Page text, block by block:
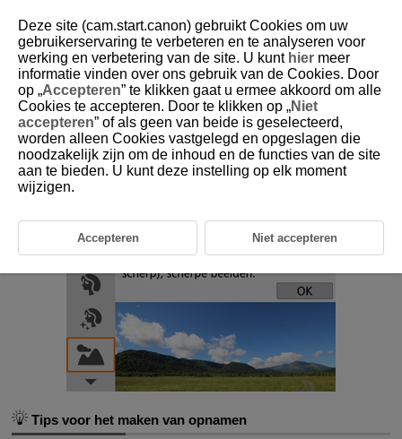
D101-031
Modus Landschap
Gebruik de modus [ ] (Landschap) voor panoramafoto's, om alles van
dichtbij tot veraf scherp in beeld te houden. Voor levendige blauwe en
groene tinten en scherpe en heldere beelden.
Tips voor het maken van opnamen
Deze site (cam.start.canon) gebruikt Cookies om uw
gebruikerservaring te verbeteren en te analyseren voor
werking en verbetering van de site. U kunt hier meer
informatie vinden over ons gebruik van de Cookies. Door
op „Accepteren” te klikken gaat u ermee akkoord om alle
Cookies te accepteren. Door te klikken op „Niet
accepteren” of als geen van beide is geselecteerd,
worden alleen Cookies vastgelegd en opgeslagen die
noodzakelijk zijn om de inhoud en de functies van de site
aan te bieden. U kunt deze instelling op elk moment
wijzigen.
Accepteren Niet accepteren